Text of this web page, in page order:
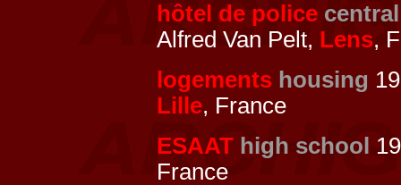
hôtel de police
Alfred Van Pelt, Lens,
logements housing
Lille, France
ESAAT high school
France